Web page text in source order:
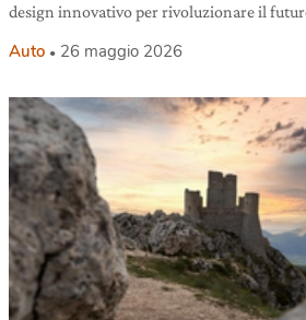
design innovativo per rivoluzionare il
Auto 26 maggio 2026